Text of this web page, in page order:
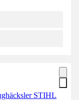
STIHL